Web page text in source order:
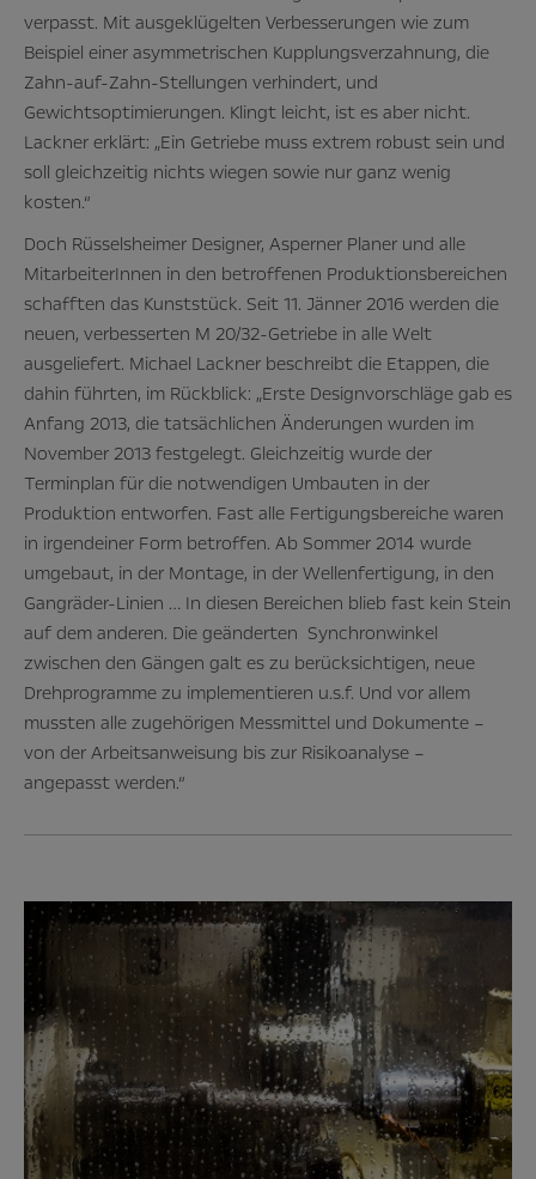
verpasst. Mit ausgeklügelten Verbesserungen wie zum
Beispiel einer asymmetrischen Kupplungsverzahnung, die
Zahn-auf-Zahn-Stellungen verhindert, und
Gewichtsoptimierungen. Klingt leicht, ist es aber nicht.
Lackner erklärt: „Ein Getriebe muss extrem robust sein und
soll gleichzeitig nichts wiegen sowie nur ganz wenig
kosten.“
Doch Rüsselsheimer Designer, Asperner Planer und alle
MitarbeiterInnen in den betroffenen Produktionsbereichen
schafften das Kunststück. Seit 11. Jänner 2016 werden die
neuen, verbesserten M 20/32-Getriebe in alle Welt
ausgeliefert. Michael Lackner beschreibt die Etappen, die
dahin führten, im Rückblick: „Erste Designvorschläge gab es
Anfang 2013, die tatsächlichen Änderungen wurden im
November 2013 festgelegt. Gleichzeitig wurde der
Terminplan für die notwendigen Umbauten in der
Produktion entworfen. Fast alle Fertigungsbereiche waren
in irgendeiner Form betroffen. Ab Sommer 2014 wurde
umgebaut, in der Montage, in der Wellenfertigung, in den
Gangräder-Linien … In diesen Bereichen blieb fast kein Stein
auf dem anderen. Die geänderten Synchronwinkel
zwischen den Gängen galt es zu berücksichtigen, neue
Drehprogramme zu implementieren u.s.f. Und vor allem
mussten alle zugehörigen Messmittel und Dokumente –
von der Arbeitsanweisung bis zur Risikoanalyse –
angepasst werden.“